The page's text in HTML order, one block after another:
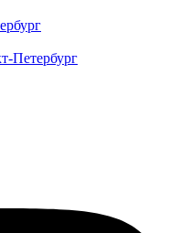
Петербург